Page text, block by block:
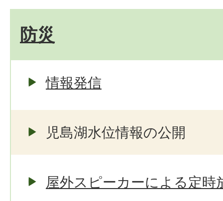
防災
情報発信
児島湖水位情報の公開
屋外スピーカーによる定時